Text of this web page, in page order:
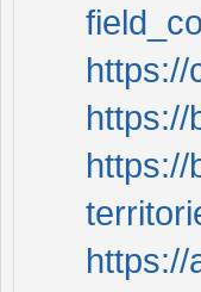
https://
https://
https://
https://